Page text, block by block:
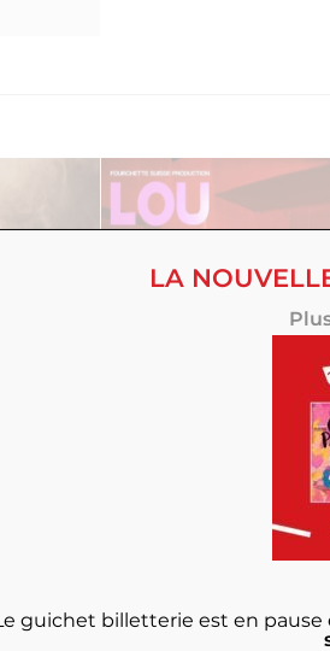
LA
Le guichet billetterie est en